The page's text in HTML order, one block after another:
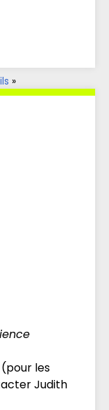
»
»Parents aux
(pour les
Judith